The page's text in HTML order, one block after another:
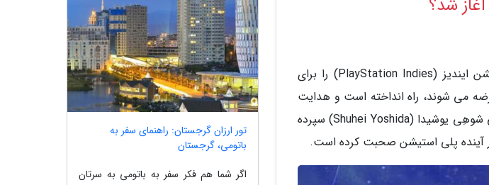
شد؟
به گزارش مجله کامسا، چیزی بیش از دو سال است که سونی بخش پلی استیشن ایندیز (PlayStation Indies) را برای
می شوند، راه انداخته است و هدایت
این بخش مهم را بر عهده یکی از باتجربه ترین و معروف ترین مهره های خود یعنی شوهِی یوشیدا (Shuhei Yoshida) سپرده
آینده پلی استیشن صحبت کرده است.
تور ارزان گرجستان: راهنمای سفر به
باتومی، گرجستان
اگر شما هم فکر سفر به باتومی به سرتان